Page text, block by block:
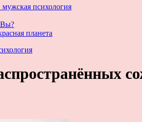
психология
Вы?
планета